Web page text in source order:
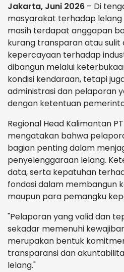
Jakarta, Juni 2026 – Di
masyarakat terhadap lelang
masih terdapat anggapan
kurang transparan atau sulit
kepercayaan terhadap
dibangun melalui
kondisi kendaraan, tetapi
administrasi dan pelaporan
dengan ketentuan
Regional Head Kalimantan
mengatakan bahwa
bagian penting dalam
penyelenggaraan lelang.
data, serta kepatuhan
fondasi dalam membangun
maupun para pemangku
"Pelaporan yang valid dan
sekadar memenuhi
merupakan bentuk
transparansi dan
lelang."